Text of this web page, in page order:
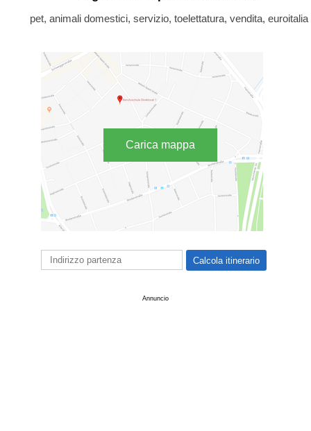
pet, animali domestici, servizio, toelettatura, vendita, euroitalia
Carica mappa
Annuncio